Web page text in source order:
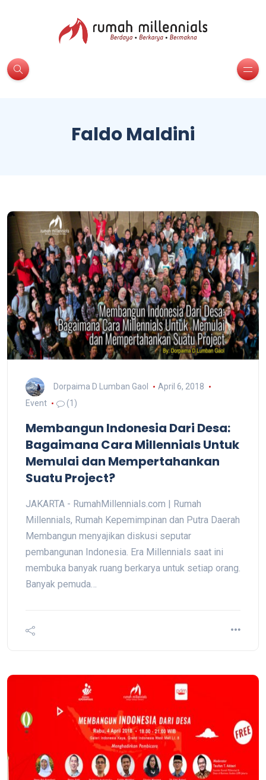
Faldo Maldini
Dorpaima D Lumban Gaol
April 6, 2018
Event
(1)
Membangun Indonesia Dari Desa:
Bagaimana Cara Millennials Untuk
Memulai dan Mempertahankan
Suatu Project?
JAKARTA - RumahMillennials.com | Rumah
Millennials, Rumah Kepemimpinan dan Putra Daerah
Membangun menyajikan diskusi seputar
pembangunan Indonesia. Era Millennials saat ini
membuka banyak ruang berkarya untuk setiap orang.
Banyak pemuda…